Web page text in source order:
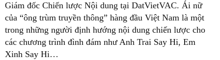
Giám đốc Chiến lược Nội dung tại DatVietVAC. Ái nữ
của “ông trùm truyền thông” hàng đầu Việt Nam là một
trong những người định hướng nội dung chiến lược cho
các chương trình đình đám như Anh Trai Say Hi, Em
Xinh Say Hi…